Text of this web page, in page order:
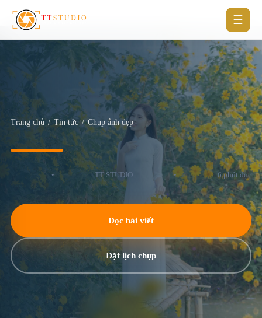
☰
Trang chủ / Tin tức / Chụp ảnh đẹp
• TT STUDIO • 6 phút đọc
Đọc bài viết
Đặt lịch chụp